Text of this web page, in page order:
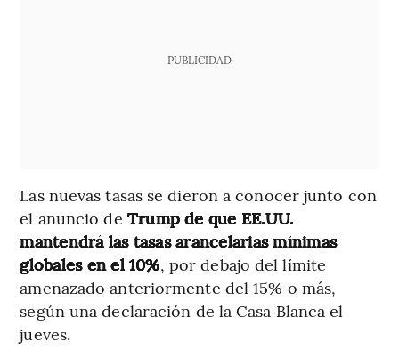
PUBLICIDAD
Las nuevas tasas se dieron a conocer junto con
el anuncio de Trump de que EE.UU.
mantendrá las tasas arancelarias mínimas
globales en el 10%, por debajo del límite
amenazado anteriormente del 15% o más,
según una declaración de la Casa Blanca el
jueves.